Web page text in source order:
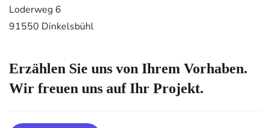
Loderweg 6
91550 Dinkelsbühl
Erzählen Sie uns von Ihrem Vorhaben.
Wir freuen uns auf Ihr Projekt.